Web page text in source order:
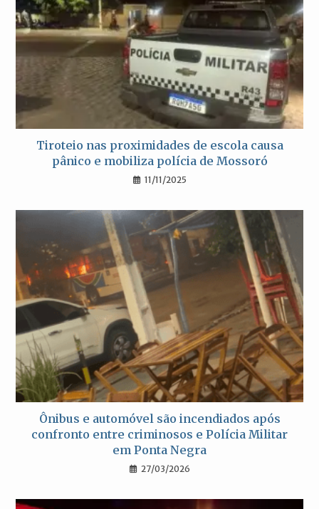
Tiroteio nas proximidades de escola causa
pânico e mobiliza polícia de Mossoró
11/11/2025
Ônibus e automóvel são incendiados após
confronto entre criminosos e Polícia Militar
em Ponta Negra
27/03/2026